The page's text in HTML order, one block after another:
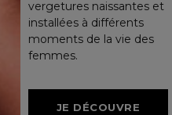
vergetures naissantes et
installées à différents
moments de la vie des
femmes.
JE DÉCOUVRE